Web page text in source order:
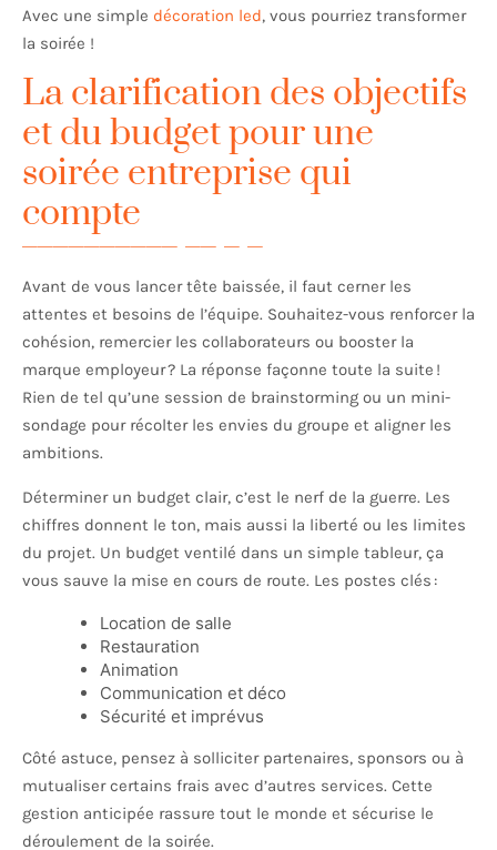
Avec une simple décoration led, vous pourriez transformer
la soirée !
La clarification des objectifs
et du budget pour une
soirée entreprise qui
compte
Avant de vous lancer tête baissée, il faut cerner les
attentes et besoins de l’équipe. Souhaitez-vous renforcer la
cohésion, remercier les collaborateurs ou booster la
marque employeur ? La réponse façonne toute la suite !
Rien de tel qu’une session de brainstorming ou un mini-
sondage pour récolter les envies du groupe et aligner les
ambitions.
Déterminer un budget clair, c’est le nerf de la guerre. Les
chiffres donnent le ton, mais aussi la liberté ou les limites
du projet. Un budget ventilé dans un simple tableur, ça
vous sauve la mise en cours de route. Les postes clés :
Location de salle
Restauration
Animation
Communication et déco
Sécurité et imprévus
Côté astuce, pensez à solliciter partenaires, sponsors ou à
mutualiser certains frais avec d’autres services. Cette
gestion anticipée rassure tout le monde et sécurise le
déroulement de la soirée.